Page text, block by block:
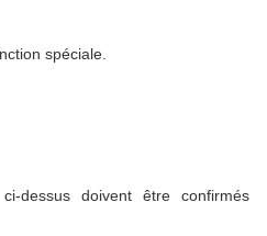
spéciale.
dessus doivent être confirmés